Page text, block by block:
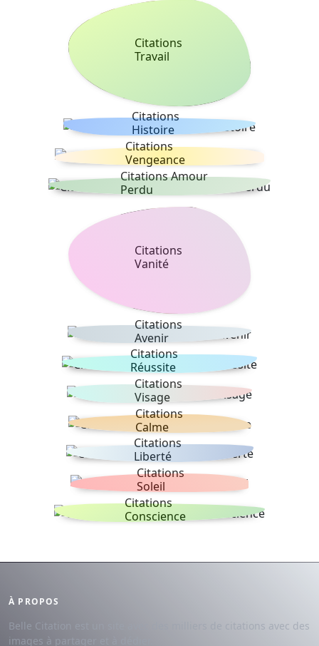
Citations
Travail
Citations
Histoire
Citations
Vengeance
Citations Amour
Perdu
Citations
Vanité
Citations
Avenir
Citations
Réussite
Citations
Visage
Citations
Calme
Citations
Liberté
Citations
Soleil
Citations
Conscience
À PROPOS
Belle Citation est un site avec des milliers de citations avec des
images à partager et à dédier.